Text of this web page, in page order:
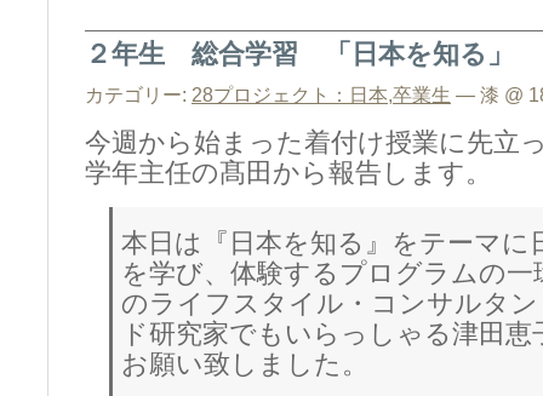
２年生 総合学習 「日本を知る」
カテゴリー: 28プロジェクト：日本,卒業生 — 漆 @
今週から始まった着付け授業に先立
学年主任の髙田から報告します。
本日は『日本を知る』をテーマに
を学び、体験するプログラムの
のライフスタイル・コンサルタ
ド研究家でもいらっしゃる津田恵
お願い致しました。